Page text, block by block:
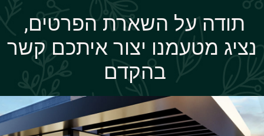
תודה על השארת הפרטים,
נציג מטעמנו יצור איתכם קשר
בהקדם